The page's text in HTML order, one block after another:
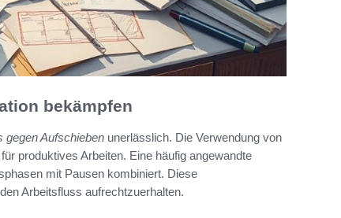
bekämpfen
gegen Aufschieben unerlässlich. Die Verwendung von
produktives Arbeiten. Eine häufig angewandte
mit Pausen kombiniert. Diese
Arbeitsfluss aufrechtzuerhalten.